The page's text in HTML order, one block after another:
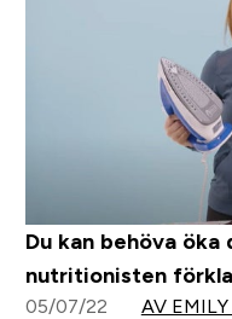
Du kan behöva öka
nutritionisten
05/07/22 AV